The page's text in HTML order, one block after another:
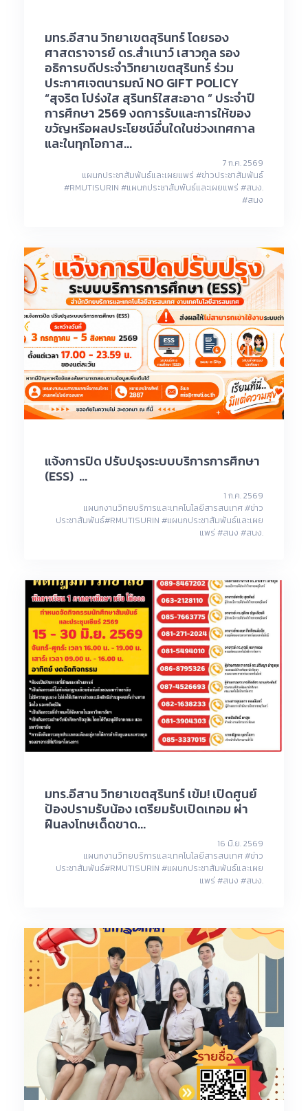
มทร.อีสาน วิทยาเขตสุรินทร์ โดยรอง
ศาสตราจารย์ ดร.สำเนาว์ เสาวกูล รอง
อธิการบดีประจำวิทยาเขตสุรินทร์ ร่วม
ประกาศเจตนารมณ์ NO GIFT POLICY
“สุจริต โปร่งใส สุรินทร์ใสสะอาด ” ประจำปี
การศึกษา 2569 งดการรับและการให้ของ
ขวัญหรือผลประโยชน์อื่นใดในช่วงเทศกาล
และในทุกโอกาส...
7 ก.ค. 2569
แผนกประชาสัมพันธ์และเผยแพร่ #ข่าวประชาสัมพันธ์
#RMUTISURIN #แผนกประชาสัมพันธ์และเผยแพร่ #สนง.
#สนง
แจ้งการปิด ปรับปรุงระบบบริการการศึกษา
(ESS) ...
1 ก.ค. 2569
แผนกงานวิทยบริการและเทคโนโลยีสารสนเทศ #ข่าว
ประชาสัมพันธ์#RMUTISURIN #แผนกประชาสัมพันธ์และเผย
แพร่ #สนง #สนง.
มทร.อีสาน วิทยาเขตสุรินทร์ เข้ม! เปิดศูนย์
ป้องปรามรับน้อง เตรียมรับเปิดเทอม ผ่า
ฝืนลงโทษเด็ดขาด...
16 มิ.ย. 2569
แผนกงานวิทยบริการและเทคโนโลยีสารสนเทศ #ข่าว
ประชาสัมพันธ์#RMUTISURIN #แผนกประชาสัมพันธ์และเผย
แพร่ #สนง #สนง.